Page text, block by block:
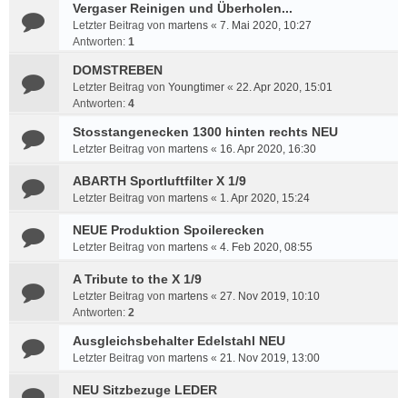
Vergaser Reinigen und Überholen...
Letzter Beitrag von martens « 7. Mai 2020, 10:27
Antworten: 1
DOMSTREBEN
Letzter Beitrag von Youngtimer « 22. Apr 2020, 15:01
Antworten: 4
Stosstangenecken 1300 hinten rechts NEU
Letzter Beitrag von martens « 16. Apr 2020, 16:30
ABARTH Sportluftfilter X 1/9
Letzter Beitrag von martens « 1. Apr 2020, 15:24
NEUE Produktion Spoilerecken
Letzter Beitrag von martens « 4. Feb 2020, 08:55
A Tribute to the X 1/9
Letzter Beitrag von martens « 27. Nov 2019, 10:10
Antworten: 2
Ausgleichsbehalter Edelstahl NEU
Letzter Beitrag von martens « 21. Nov 2019, 13:00
NEU Sitzbezuge LEDER